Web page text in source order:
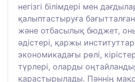
негізгі білімдері мен
қалыптастыруға
және отбасылық бюджет,
әдістері, қаржы
экономикадағы рөлі,
түрлері, оларды
қарастырылады. Пәннің